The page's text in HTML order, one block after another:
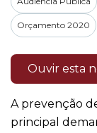
Orçamento 2020
Ouvir esta
A prevenção
principal